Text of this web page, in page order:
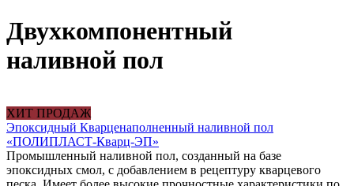
Двухкомпонентный
наливной пол
ХИТ ПРОДАЖ
Эпоксидный Кварценаполненный наливной пол
«ПОЛИПЛАСТ-Кварц-ЭП»
Промышленный наливной пол, созданный на базе
эпоксидных смол, с добавлением в рецептуру кварцевого